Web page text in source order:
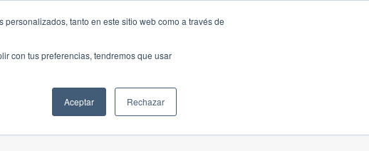
tanto en este sitio web como a través de
con tus preferencias, tendremos que usar
Aceptar Rechazar